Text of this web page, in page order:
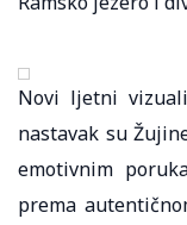
Novi ljetni
nastavak su
emotivnim
prema